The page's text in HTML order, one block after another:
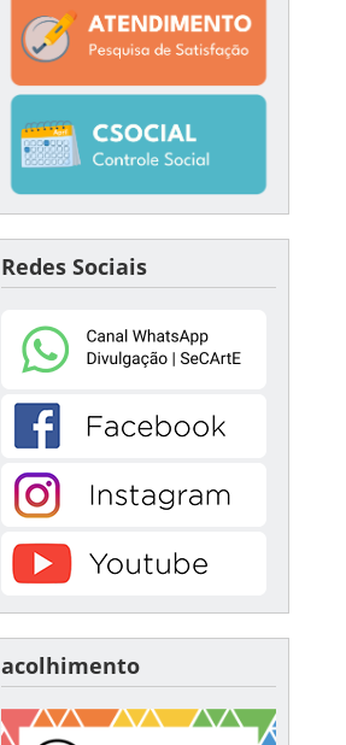
Redes Sociais
acolhimento